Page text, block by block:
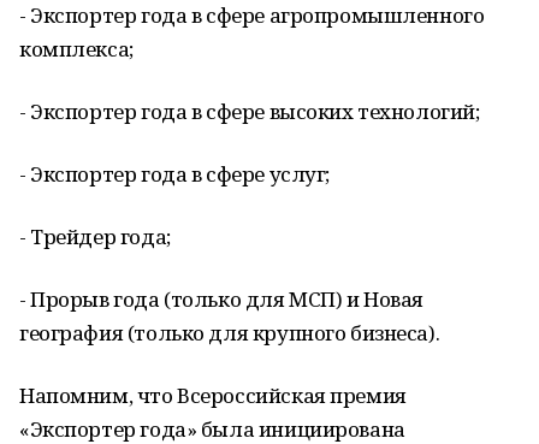
- Экспортер года в сфере агропромышленного
комплекса;
- Экспортер года в сфере высоких технологий;
- Экспортер года в сфере услуг;
- Трейдер года;
- Прорыв года (только для МСП) и Новая
география (только для крупного бизнеса).
Напомним, что Всероссийская премия
«Экспортер года» была инициирована